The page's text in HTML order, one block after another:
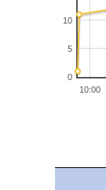
10:00
0
5
10